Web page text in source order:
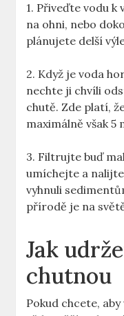
1. Přiveďte vodu k
na ohni, nebo
plánujete delší
2. Když je voda
nechte ji chvíli
chutě. Zde platí,
maximálně však 5
3. Filtrujte buď
umíchejte a
vyhnuli
přírodě je na
Jak
chutnou
Pokud chcete,